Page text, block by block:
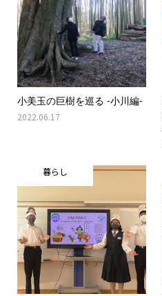
小美玉の巨樹を巡る -小川編-
2022.06.17
暮らし